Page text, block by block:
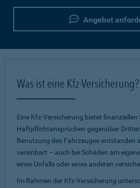
Angebot
Was ist eine Kfz-Versicherung?
Eine Kfz-Versicherung bietet finanziellen
Haftpflichtansprüchen gegenüber
Benutzung des Fahrzeuges entstanden
vereinbart – auch bei Schäden am
eines Unfalls oder eines anderen
Im Rahmen der Kfz-Versicherung